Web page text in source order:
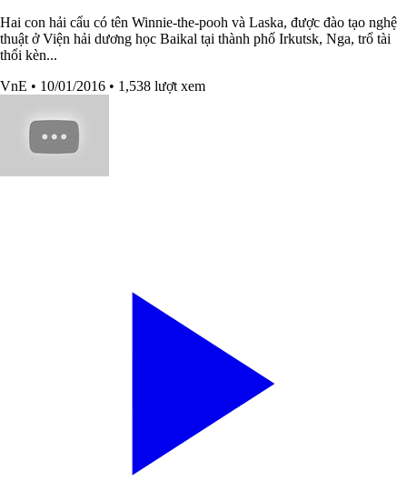
Hai con hải cẩu có tên Winnie-the-pooh và Laska, được đào tạo nghệ
thuật ở Viện hải dương học Baikal tại thành phố Irkutsk, Nga, trổ tài
thổi kèn...
VnE • 10/01/2016 • 1,538 lượt xem